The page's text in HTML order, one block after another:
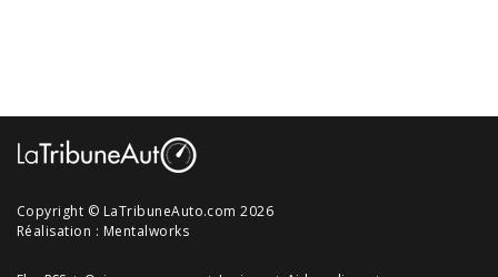
Copyright © LaTribuneAuto.com 2026
Réalisation : Mentalworks